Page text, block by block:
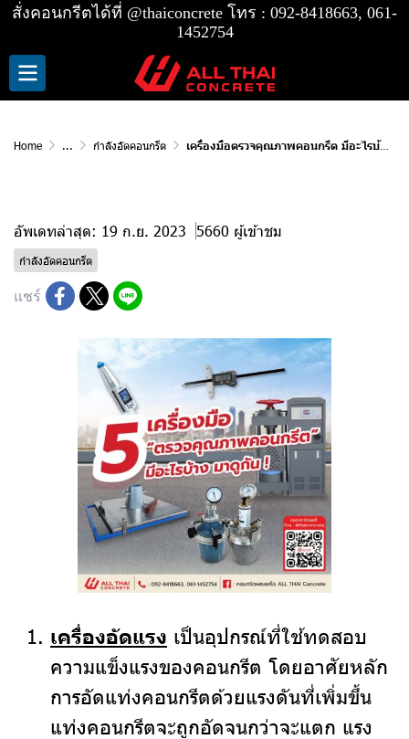
สั่งคอนกรีตได้ที่ @thaiconcrete โทร : 092-8418663, 061-
1452754
Home ... กำลังอัดคอนกรีต เครื่องมือตรวจคุณภาพคอนกรีต มีอะไรบ้าง
อัพเดทล่าสุด: 19 ก.ย. 2023 5660 ผู้เข้าชม
กำลังอัดคอนกรีต
แชร์
เครื่องอัดแรง เป็นอุปกรณ์ที่ใช้ทดสอบ
ความแข็งแรงของคอนกรีต โดยอาศัยหลัก
การอัดแท่งคอนกรีตด้วยแรงดันที่เพิ่มขึ้น
แท่งคอนกรีตจะถูกอัดจนกว่าจะแตก แรง